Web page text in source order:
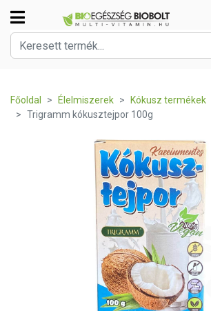
Főoldal Élelmiszerek
Kókusz termékek
Trigramm kókusztejpor 100g